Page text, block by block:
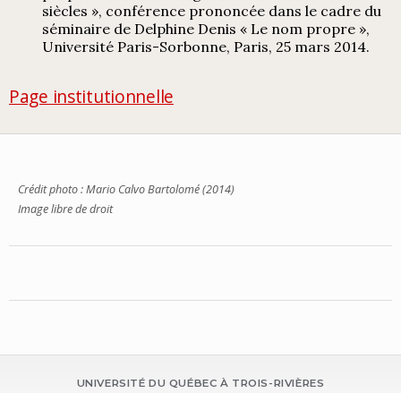
siècles », conférence prononcée dans le cadre du
séminaire de Delphine Denis « Le nom propre »,
Université Paris-Sorbonne, Paris, 25 mars 2014.
Page institutionnelle
Crédit photo : Mario Calvo Bartolomé (2014)
Image libre de droit
UNIVERSITÉ DU QUÉBEC À TROIS-RIVIÈRES